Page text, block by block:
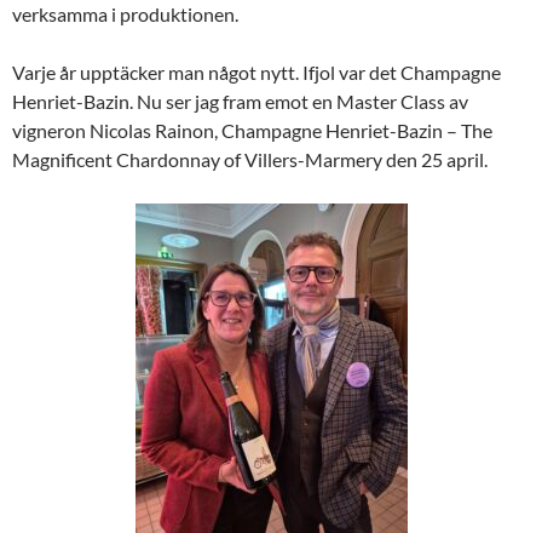
verksamma i produktionen.
Varje år upptäcker man något nytt. Ifjol var det Champagne
Henriet-Bazin. Nu ser jag fram emot en Master Class av
vigneron Nicolas Rainon, Champagne Henriet-Bazin – The
Magnificent Chardonnay of Villers-Marmery den 25 april.